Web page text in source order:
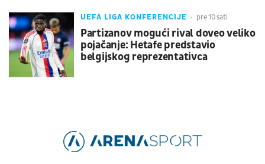
UEFA LIGA KONFERENCIJE pre 10 sati
Partizanov mogući rival doveo veliko
pojačanje: Hetafe predstavio
belgijskog reprezentativca